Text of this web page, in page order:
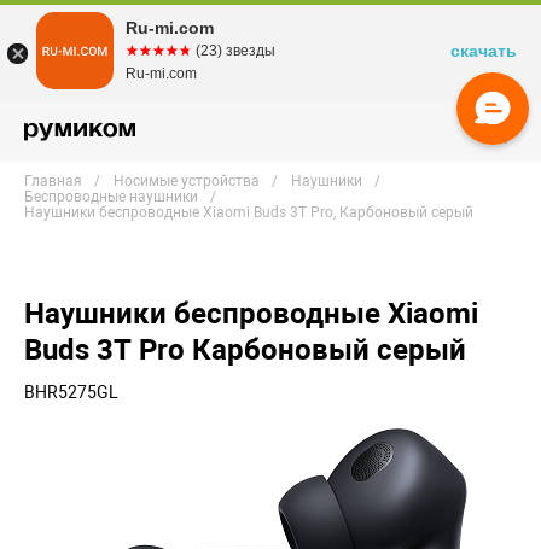
Главная Носимые устройства
Наушники
Беспроводные наушники
Наушники беспроводные Xiaomi Buds 3T Pro, Карбоновый серый
Наушники беспроводные Xiaomi
Buds 3T Pro Карбоновый серый
BHR5275GL
Ru-mi.com
☆☆☆☆☆
★★★★★ (23) звезды
Ru-mi.com
скачать